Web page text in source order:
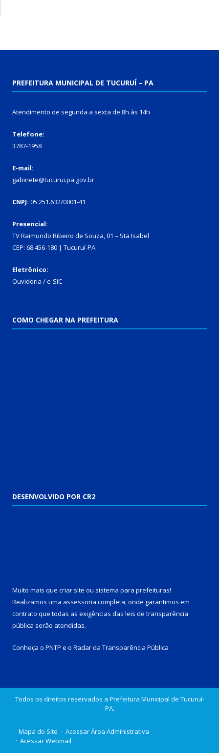
PREFEITURA MUNICIPAL DE TUCURUÍ – PA
Atendimento de segunda a sexta de 8h às 14h
Telefone:
3787-1958
E-mail:
gabinete@tucurui.pa.gov.br
CNPJ: 05.251.632/0001-41
Presencial:
TV Raimundo Ribeiro de Souza, 01 – Sta Isabel
CEP: 68.456-180 | Tucuruí-PA
Eletrônico:
Ouvidoria /e-SIC
COMO CHEGAR NA PREFEITURA
DESENVOLVIDO POR CR2
Muito mais que criar site ou sistema para prefeituras!
Realizamos uma assessoria completa, onde garantimos em
contrato que todas as exigências das leis de transparência
pública serão atendidas.
Conheça o PNTP e o Radar da Transparência Pública
Todos os direitos reservados a Prefeitura Municipal de Tucuruí-
PA.
Mapa do Site
Acessar Área Administrativa
Acessar Webmail